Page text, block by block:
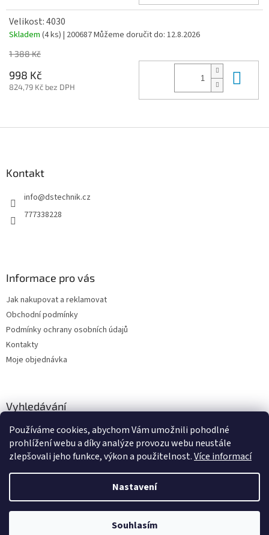
Používáme cookies, abychom Vám umožnili pohodlné
prohlížení webu a díky analýze provozu webu neustále
zlepšovali jeho funkce, výkon a použitelnost.Více informací
Nastavení
Souhlasím
Zboží vedeme skladem, dodání cca 24-48 hodin dle výběru dopravce a
Velikost: 4030
Skladem (4 ks) | 200687Můžeme doručit do: 12.8.2026
1 388 Kč
998 Kč
824,79 Kč bez DPH
Kontakt
info@dstechnik.cz
777338228
Informace pro vás
Jak nakupovat a reklamovat
Obchodní podmínky
Podmínky ochrany osobních údajů
Kontakty
Moje objednávka
Vyhledávání
Vytvořil Shoptet
dstechnik.cz. Všechna práva vyhrazena.